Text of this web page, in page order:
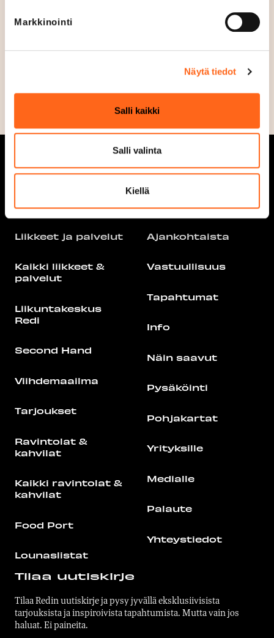
Markkinointi
Näytä tiedot
Salli kaikki
Salli valinta
Kiellä
Aukioloajat
Liikkeet ja palvelut
Kaikki liikkeet &
palvelut
Liikuntakeskus
Redi
Second Hand
Viihdemaailma
Tarjoukset
Ravintolat &
kahvilat
Kaikki ravintolat &
kahvilat
Food Port
Lounaslistat
Tarjoukset
Ajankohtaista
Vastuullisuus
Tapahtumat
Info
Näin saavut
Pysäköinti
Pohjakartat
Yrityksille
Medialle
Palaute
Yhteystiedot
Tilaa uutiskirje
Tilaa Redin uutiskirje ja pysy jyvällä eksklusiivisista
tarjouksista ja inspiroivista tapahtumista. Mutta vain jos
haluat. Ei paineita.